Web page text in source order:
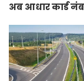
अब आधार कार्ड
से एमओयू करेगी